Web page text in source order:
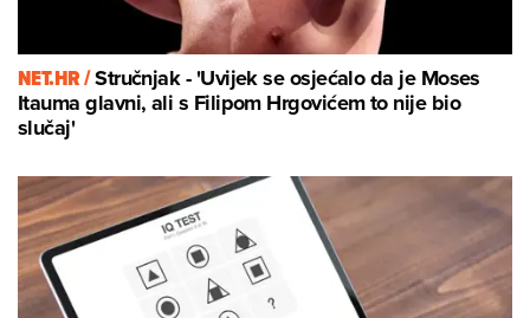
NET.HR /Stručnjak - 'Uvijek se osjećalo da je Moses
Itauma glavni, ali s Filipom Hrgovićem to nije bio
slučaj'